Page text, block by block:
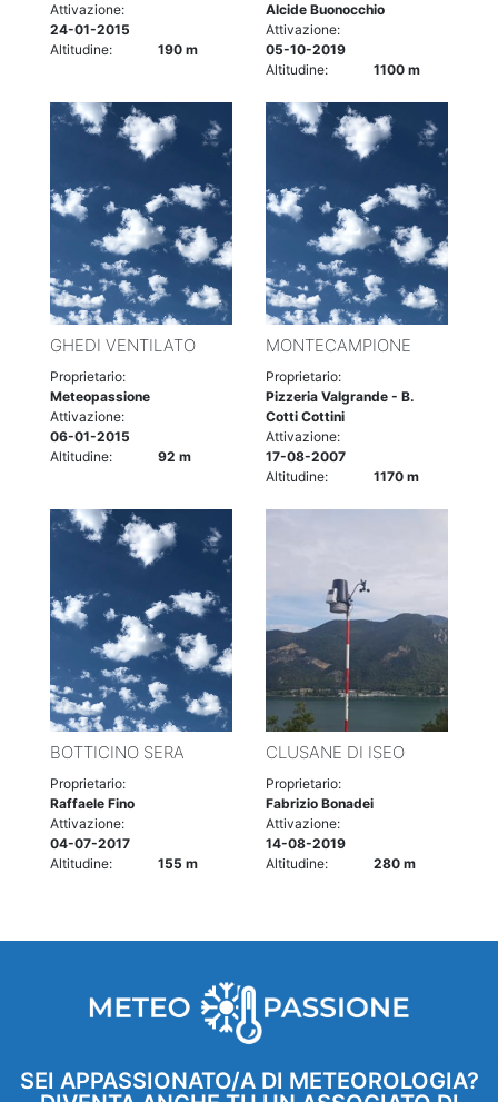
Attivazione:
24-01-2015
Altitudine:
190 m
Alcide Buonocchio
Attivazione:
05-10-2019
Altitudine:
1100 m
GHEDI VENTILATO
Proprietario:
Meteopassione
Attivazione:
06-01-2015
Altitudine:
92 m
MONTECAMPIONE
Proprietario:
Pizzeria Valgrande - B.
Cotti Cottini
Attivazione:
17-08-2007
Altitudine:
1170 m
BOTTICINO SERA
Proprietario:
Raffaele Fino
Attivazione:
04-07-2017
Altitudine:
155 m
CLUSANE DI ISEO
Proprietario:
Fabrizio Bonadei
Attivazione:
14-08-2019
Altitudine:
280 m
SEI APPASSIONATO/A DI METEOROLOGIA?